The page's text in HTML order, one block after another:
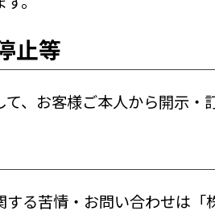
止等
、お客様ご本人から開示
る苦情・お問い合わせは